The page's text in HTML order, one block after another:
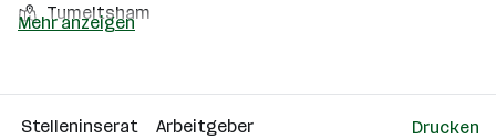
Tumeltsham
101 - 500 Mitarbeiter*innen
Mehr anzeigen
Stelleninserat Arbeitgeber Drucken